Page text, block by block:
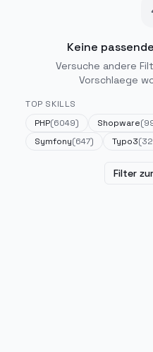
Keine
Versuche andere
Vorschlaege
TOP SKILLS
PHP(6049) Shopware(
Symfony(647) Typo3(
Filter